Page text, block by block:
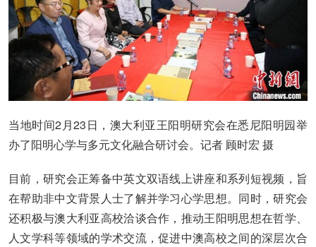
当地时间2月23日，澳大利亚王阳明研究会在悉尼阳明园举
办了阳明心学与多元文化融合研讨会。记者 顾时宏 摄
目前，研究会正筹备中英文双语线上讲座和系列短视频，旨
在帮助非中文背景人士了解并学习心学思想。同时，研究会
还积极与澳大利亚高校洽谈合作，推动王阳明思想在哲学、
人文学科等领域的学术交流，促进中澳高校之间的深层次合